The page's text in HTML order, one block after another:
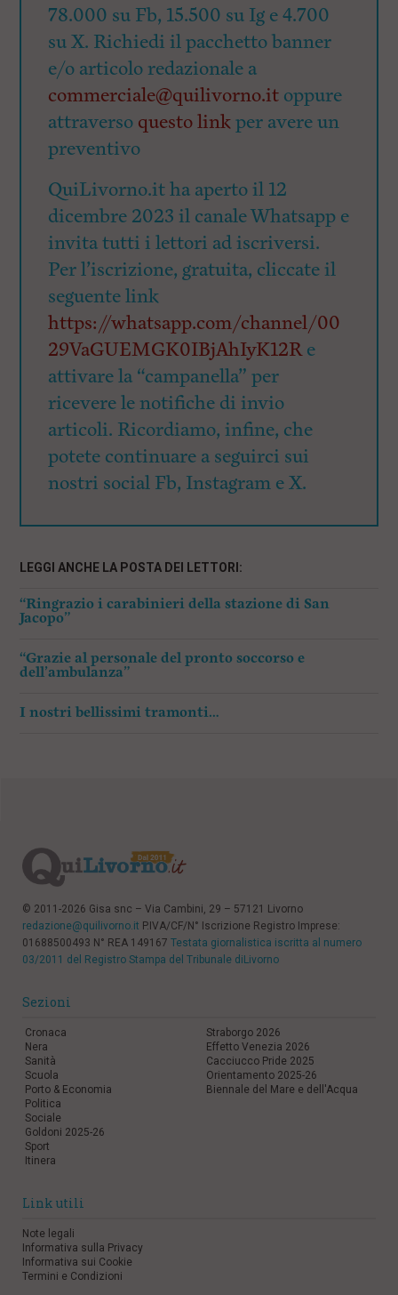
78.000 su Fb, 15.500 su Ig e 4.700
su X. Richiedi il pacchetto banner
e/o articolo redazionale a
commerciale@quilivorno.it oppure
attraverso questo linkper avere un
preventivo
QuiLivorno.it ha aperto il 12
dicembre 2023 il canale Whatsapp e
invita tutti i lettori ad iscriversi.
Per l’iscrizione, gratuita, cliccate il
seguente link
https://whatsapp.com/channel/00
29VaGUEMGK0IBjAhIyK12Re
attivare la “campanella” per
ricevere le notifiche di invio
articoli. Ricordiamo, infine, che
potete continuare a seguirci sui
nostri social Fb, Instagram e X.
LEGGI ANCHE LA POSTA DEI LETTORI:
“Ringrazio i carabinieri della stazione di San
Jacopo”
“Grazie al personale del pronto soccorso e
dell’ambulanza”
I nostri bellissimi tramonti…
© 2011-2026 Gisa snc – Via Cambini, 29 – 57121 Livorno
redazione@quilivorno.it P.IVA/CF/N° Iscrizione Registro Imprese:
01688500493 N° REA 149167 Testata giornalistica iscritta al numero
03/2011 del Registro Stampa del Tribunale diLivorno
Sezioni
Cronaca
Nera
Sanità
Scuola
Porto & Economia
Politica
Sociale
Goldoni 2025-26
Sport
Itinera
Straborgo 2026
Effetto Venezia 2026
Cacciucco Pride 2025
Orientamento 2025-26
Biennale del Mare e dell'Acqua
Link utili
Note legali
Informativa sulla Privacy
Informativa sui Cookie
Termini e Condizioni